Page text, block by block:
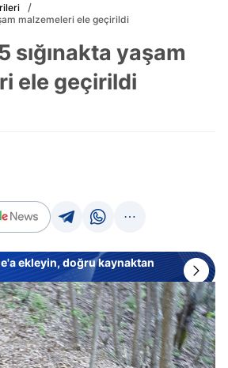
malzemeleri ele geçirildi
sığınakta yaşam
ele geçirildi
ekleyin, doğru kaynaktan